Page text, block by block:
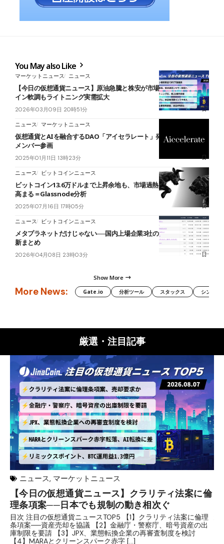
You May also Like
マーケットニュース ニュース
【今日の仮想通貨ニュース】原油急騰と株安が市場圧迫｜ビットコ
イン軟調もライトニング実需拡大
2026年03月09日 20時51分
ニュース マーケットニュース
仮想通貨とAIを融合するDAO「アイセラレート」発足｜巨大企業の
メンバー参画
2025年01月11日 13時23分
ニュース ビットコインニュース
ビットコイン13.6万ドルまで上昇余地も、市場過熱で短期調整リスク
高まる＝Glassnode分析
2025年07月16日 17時05分
ニュース ビットコインニュース
メタプラネットだけじゃない──国内上場企業3社のBTC戦略、4月最
新まとめ
2026年04月08日 23時03分
Show More
More News: Gate.io 分析ツール スタックス シンボル
厳選・注目記事
ニュース, マーケットニュース
【今日の仮想通貨ニュース】クラリティ法案に倫
理条項案──日本でも規制の動き相次ぐ
目次 注目の仮想通貨ニュースTOP5 【1】クラリティ法案に倫理
条項案──資産売却を協議 【2】金融庁・警察庁、暗号資産の出
庫制限を要請 【3】JPX、業態転換企業の再審査制度を検討
【4】MARAとクリーンスパーク赤字 […]